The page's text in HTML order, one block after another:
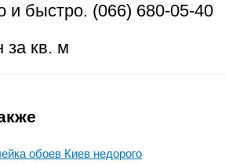
и быстро. (066) 680-05-40
за кв. м
обоев Киев недорого